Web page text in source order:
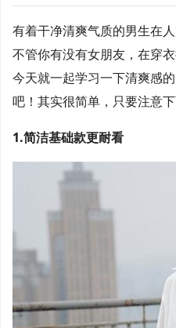
有着干净清爽气质的男生在
不管你有没有女朋友，在穿
今天就一起学习一下清爽感
吧！其实很简单，只要注意
1.简洁基础款更耐看